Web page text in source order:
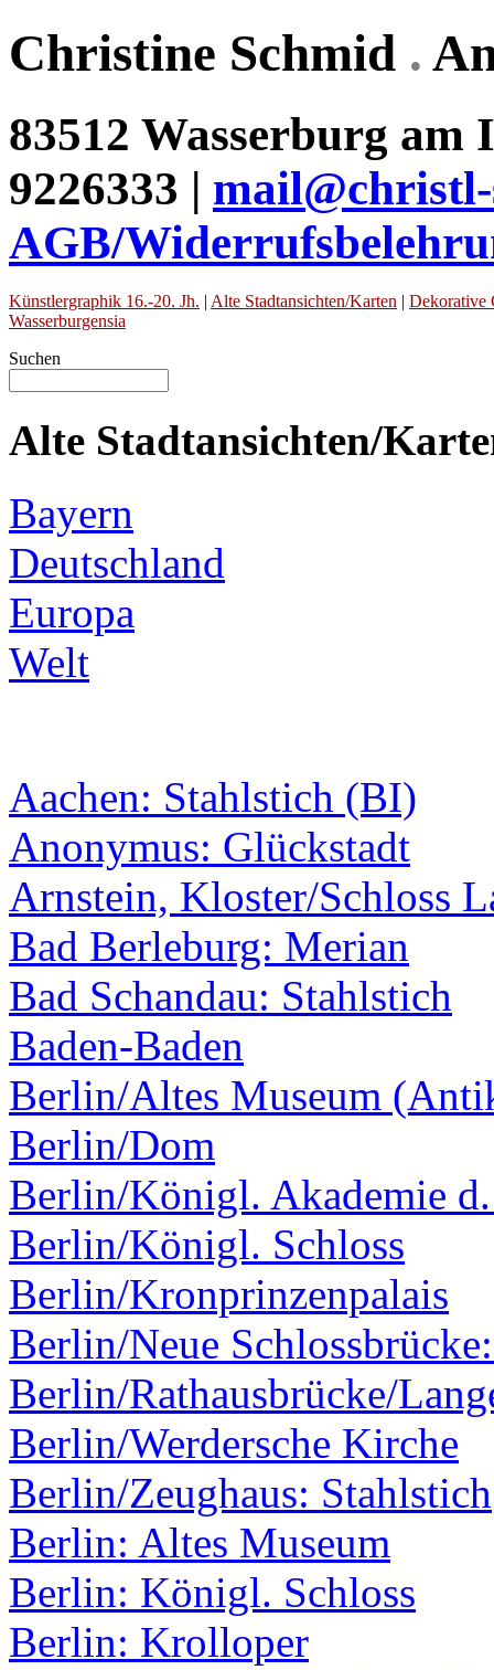
Christine Schmid .
83512 Wasserburg am
9226333 |
AGB/
Künstlergraphik 16.-20. Jh. | Alte Stadtansichten/Karten | Dekorative
Wasserburgensia
Suchen
Alte Stadtansichten/
Bayern
Deutschland
Europa
Welt
Aachen: Stahlstich (BI)
Anonymus: Glückstadt
Arnstein, Kloster/Schloss
Bad Berleburg: Merian
Bad Schandau: Stahlstich
Baden-Baden
Berlin/Altes Museum
Berlin/Dom
Berlin/Königl. Akademie
Berlin/Königl. Schloss
Berlin/Kronprinzenpalais
Berlin/Neue
Berlin/Rathausbrücke/
Berlin/Werdersche Kirche
Berlin/Zeughaus: Stahlstich
Berlin: Altes Museum
Berlin: Königl. Schloss
Berlin: Krolloper